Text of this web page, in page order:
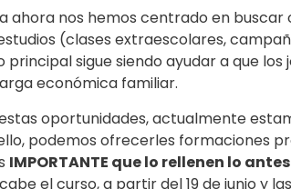
ahora nos hemos centrado en
(clases extraescolares,
sigue siendo ayudar a que los
económica familiar.
oportunidades, actualmente
podemos ofrecerles formaciones
IMPORTANTE que lo rellenen lo
el curso, a partir del 19 de junio y las